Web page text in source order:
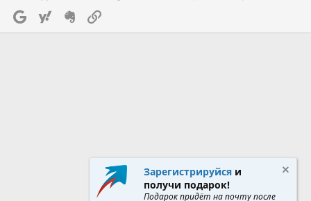
Google Yahoo Evernote
Зарегистрируйся и
получи подарок!
Подарок придёт на почту после